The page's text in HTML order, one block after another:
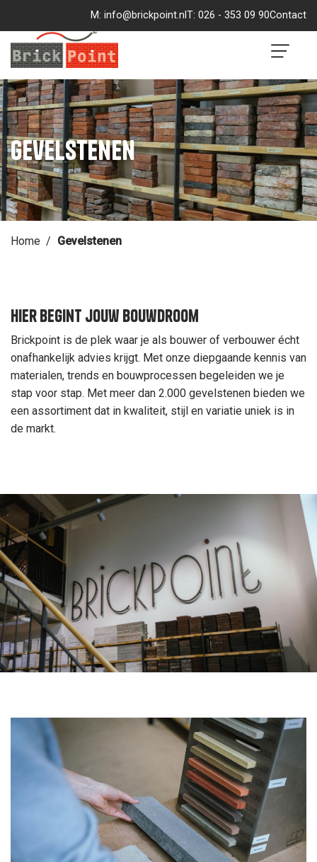
M: info@brickpoint.nl T: 026 - 353 09 90Contact
Gevelstenen
Home Gevelstenen
Hier begint jouw bouwdroom
Brickpoint is de plek waar je als bouwer of verbouwer écht
onafhankelijk advies krijgt. Met onze diepgaande kennis van
materialen, trends en bouwprocessen begeleiden we je
stap voor stap. Met meer dan 2.000 gevelstenen bieden we
een assortiment dat in kwaliteit, stijl en variatie uniek is in
de markt.